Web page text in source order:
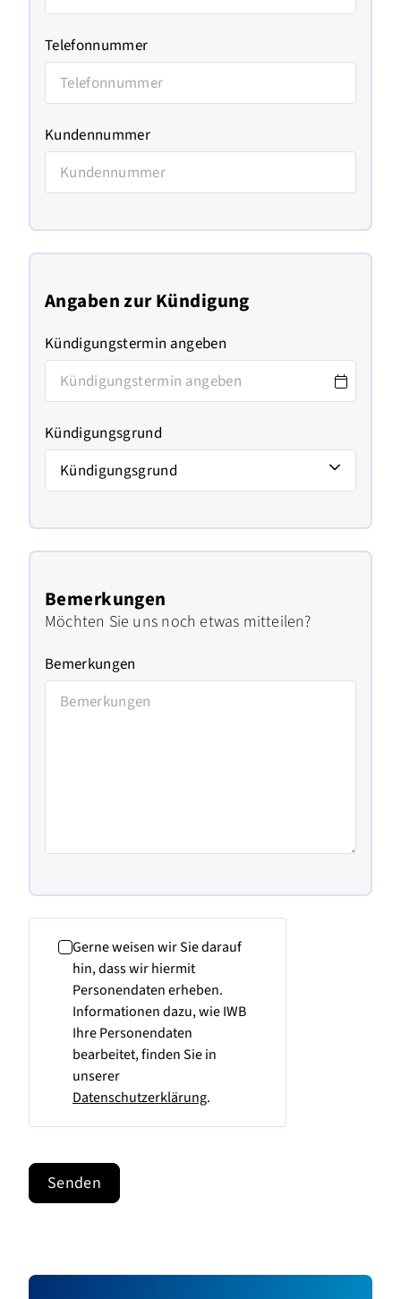
Telefonnummer
Kundennummer
Angaben zur Kündigung
Kündigungstermin angeben
Kündigungsgrund
Kündigungsgrund
Bemerkungen
Möchten Sie uns noch etwas mitteilen?
Bemerkungen
Gerne weisen wir Sie darauf
hin, dass wir hiermit
Personendaten erheben.
Informationen dazu, wie IWB
Ihre Personendaten
bearbeitet, finden Sie in
unserer
Datenschutzerklärung.
Senden